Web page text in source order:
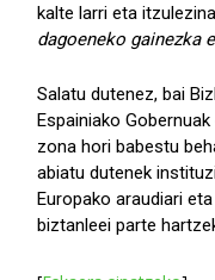
kalte larri eta
dagoeneko gainezka
Salatu dutenez, bai
Espainiako Gobernuak
zona hori babestu
abiatu dutenek
Europako araudiari eta
biztanleei parte